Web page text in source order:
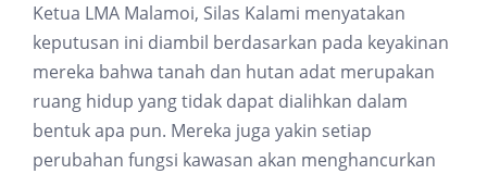
Ketua LMA Malamoi, Silas Kalami menyatakan
keputusan ini diambil berdasarkan pada keyakinan
mereka bahwa tanah dan hutan adat merupakan
ruang hidup yang tidak dapat dialihkan dalam
bentuk apa pun. Mereka juga yakin setiap
perubahan fungsi kawasan akan menghancurkan